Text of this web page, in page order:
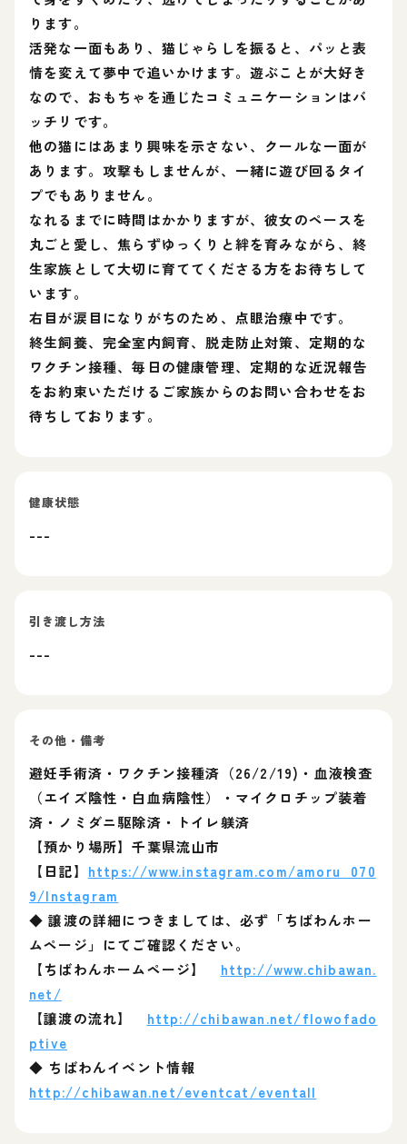
ります。
活発な一面もあり、猫じゃらしを振ると、パッと表
情を変えて夢中で追いかけます。遊ぶことが大好き
なので、おもちゃを通じたコミュニケーションはバ
ッチリです。
他の猫にはあまり興味を示さない、クールな一面が
あります。攻撃もしませんが、一緒に遊び回るタイ
プでもありません。
なれるまでに時間はかかりますが、彼女のペースを
丸ごと愛し、焦らずゆっくりと絆を育みながら、終
生家族として大切に育ててくださる方をお待ちして
います。
右目が涙目になりがちのため、点眼治療中です。
終生飼養、完全室内飼育、脱走防止対策、定期的な
ワクチン接種、毎日の健康管理、定期的な近況報告
をお約束いただけるご家族からのお問い合わせをお
待ちしております。
健康状態
---
引き渡し方法
---
その他・備考
避妊手術済・ワクチン接種済（26/2/19)・血液検査
（エイズ陰性・白血病陰性）・マイクロチップ装着
済・ノミダニ駆除済・トイレ躾済
【預かり場所】千葉県流山市
【日記】 https://www.instagram.com/amoru_070
9/Instagram
◆ 譲渡の詳細につきましては、必ず「ちばわんホー
ムページ」にてご確認ください。
【ちばわんホームページ】 http://www.chibawan.
net/
【譲渡の流れ】 http://chibawan.net/flowofado
ptive
◆ ちばわんイベント情報
http://chibawan.net/eventcat/eventall